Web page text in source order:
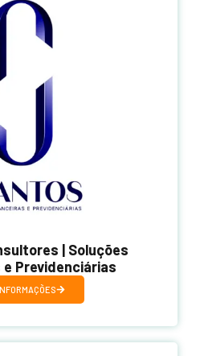
| Soluções
Previdenciárias